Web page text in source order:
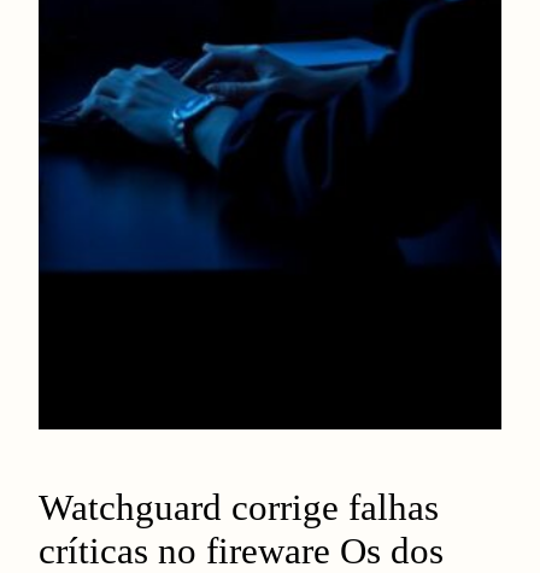
Watchguard corrige falhas
críticas no fireware Os dos